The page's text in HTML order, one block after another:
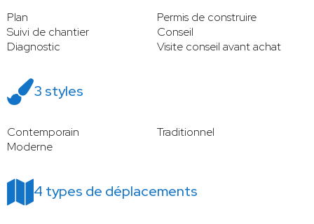
Plan
Permis de construire
Suivi de chantier
Conseil
Diagnostic
Visite conseil avant achat
3 styles
Contemporain
Traditionnel
Moderne
4 types de déplacements